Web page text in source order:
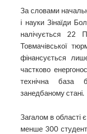
За словами
і науки Зінаїди
налічується
Товмачівської
фінансується
частково
технічна база
занедбаному стані.
Загалом в області
менше 300